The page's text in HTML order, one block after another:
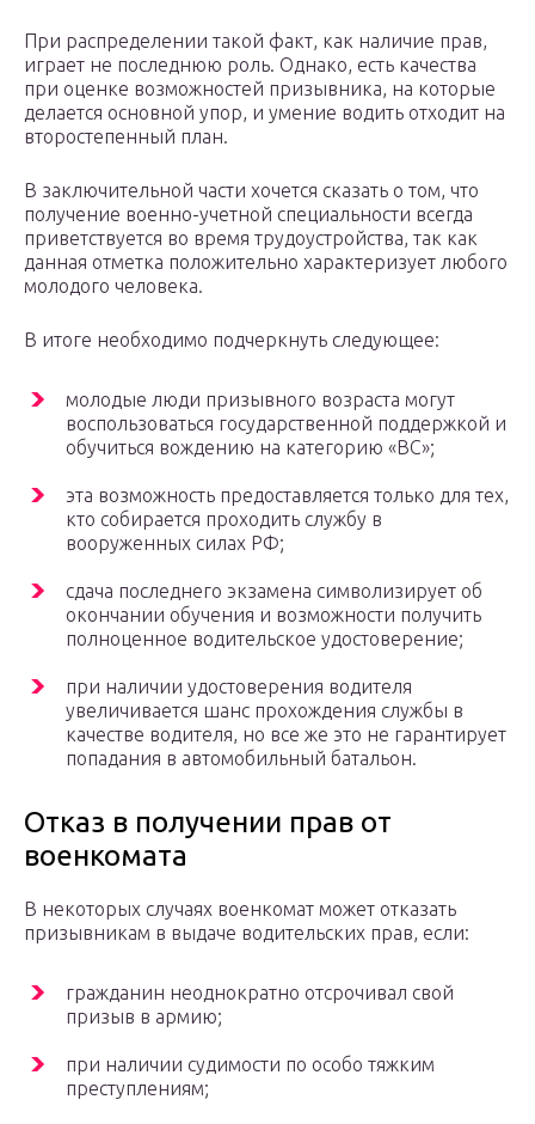
При распределении такой факт, как наличие прав,
играет не последнюю роль. Однако, есть качества
при оценке возможностей призывника, на которые
делается основной упор, и умение водить отходит на
второстепенный план.
В заключительной части хочется сказать о том, что
получение военно-учетной специальности всегда
приветствуется во время трудоустройства, так как
данная отметка положительно характеризует любого
молодого человека.
В итоге необходимо подчеркнуть следующее:
молодые люди призывного возраста могут
воспользоваться государственной поддержкой и
обучиться вождению на категорию «ВС»;
эта возможность предоставляется только для тех,
кто собирается проходить службу в
вооруженных силах РФ;
сдача последнего экзамена символизирует об
окончании обучения и возможности получить
полноценное водительское удостоверение;
при наличии удостоверения водителя
увеличивается шанс прохождения службы в
качестве водителя, но все же это не гарантирует
попадания в автомобильный батальон.
Отказ в получении прав от
военкомата
В некоторых случаях военкомат может отказать
призывникам в выдаче водительских прав, если:
гражданин неоднократно отсрочивал свой
призыв в армию;
при наличии судимости по особо тяжким
преступлениям;